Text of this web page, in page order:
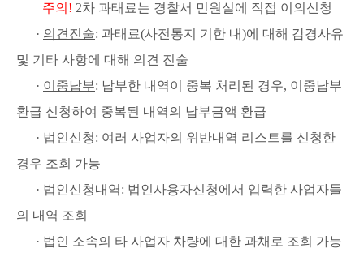
주의! 2차 과태료는 경찰서 민원실에 직접 이의신청
· 의견진술: 과태료(사전통지 기한 내)에 대해 감경사유
및 기타 사항에 대해 의견 진술
· 이중납부: 납부한 내역이 중복 처리된 경우, 이중납부
환급 신청하여 중복된 내역의 납부금액 환급
· 법인신청: 여러 사업자의 위반내역 리스트를 신청한
경우 조회 가능
· 법인신청내역: 법인사용자신청에서 입력한 사업자들
의 내역 조회
· 법인 소속의 타 사업자 차량에 대한 과채로 조회 가능